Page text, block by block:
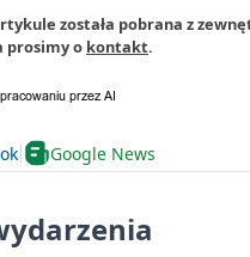
została pobrana z
prosimy o kontakt.
Google News